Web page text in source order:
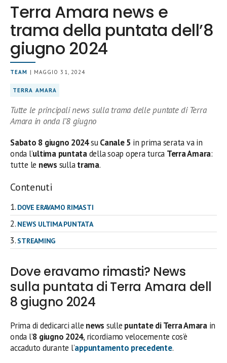
Terra Amara news e
trama della puntata dell’8
giugno 2024
TEAM | MAGGIO 31, 2024
TERRA AMARA
Tutte le principali news sulla trama delle puntate di Terra
Amara in onda l’8 giugno
Sabato 8 giugno 2024suCanale 5 in prima seratava in
onda l’ultima puntatadella soap opera turca Terra Amara:
tutte le news sullatrama.
Contenuti
DOVE ERAVAMO RIMASTI
NEWS ULTIMA PUNTATA
STREAMING
Dove eravamo rimasti? News
sulla puntata di Terra Amara dell
8 giugno 2024
Prima di dedicarci alle news sulle puntate di Terra Amarain
onda l’8 giugno 2024, ricordiamo velocemente cos’è
accaduto durante l’appuntamento precedente.